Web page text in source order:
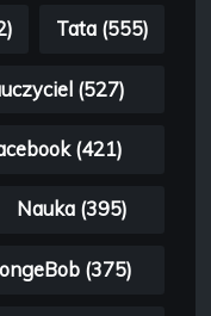
Tata (555)
(527)
(421)
Nauka (395)
(375)